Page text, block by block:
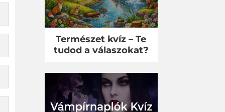
Természet kvíz – Te
tudod a válaszokat?